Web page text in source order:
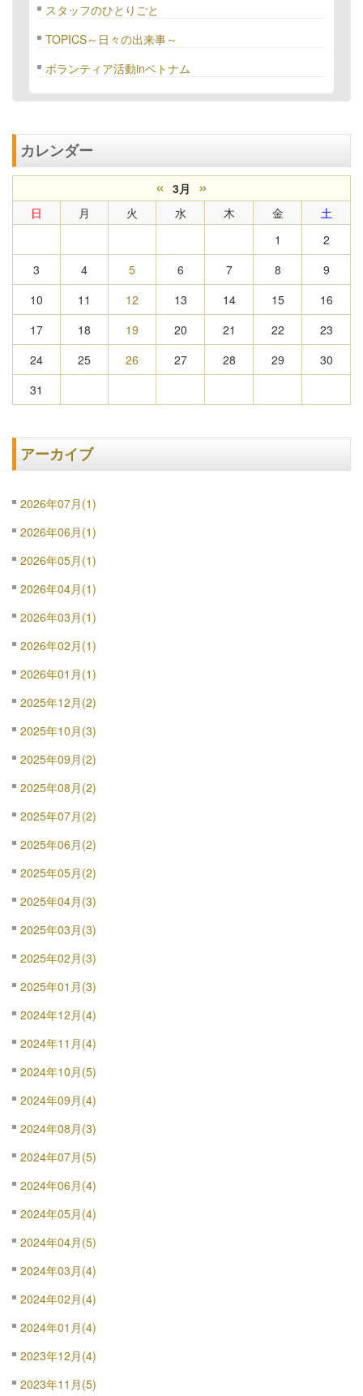
スタッフのひとりごと
TOPICS～日々の出来事～
ボランティア活動inベトナム
カレンダー
« 3月 »
日 月 火 水 木 金
土
1
2
3
4 5 6 7 8
9
10
11 12 13 14 15
16
17
18 19 20 21 22
23
24
25 26 27 28 29
30
31
アーカイブ
2026年07月(1)
2026年06月(1)
2026年05月(1)
2026年04月(1)
2026年03月(1)
2026年02月(1)
2026年01月(1)
2025年12月(2)
2025年10月(3)
2025年09月(2)
2025年08月(2)
2025年07月(2)
2025年06月(2)
2025年05月(2)
2025年04月(3)
2025年03月(3)
2025年02月(3)
2025年01月(3)
2024年12月(4)
2024年11月(4)
2024年10月(5)
2024年09月(4)
2024年08月(3)
2024年07月(5)
2024年06月(4)
2024年05月(4)
2024年04月(5)
2024年03月(4)
2024年02月(4)
2024年01月(4)
2023年12月(4)
2023年11月(5)